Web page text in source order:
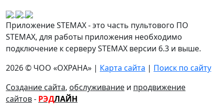
Приложение STEMAX - это часть пультового ПО
STEMAX, для работы приложения необходимо
подключение к серверу STEMAX версии 6.3 и выше.
2026 © ЧОО «ОХРАНА» | Карта сайта | Поиск по сайту
Создание сайта, обслуживание и продвижение
сайтов- РЭДЛАЙН